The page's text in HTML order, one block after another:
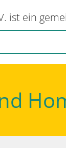
ist ein